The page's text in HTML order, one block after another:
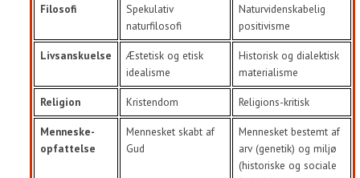
Filosofi
Spekulativ
naturfilosofi
Naturvidenskabelig
positivisme
Livsanskuelse
Æstetisk og etisk
idealisme
Historisk og dialektisk
materialisme
Religion Kristendom Religions-kritisk
Menneske-
opfattelse
Mennesket skabt af
Gud
Mennesket bestemt af
arv (genetik) og miljø
(historiske og sociale